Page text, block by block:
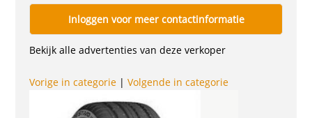
Inloggen voor meer contactinformatie
Bekijk alle advertenties van deze verkoper
Vorige in categorie |Volgende in categorie